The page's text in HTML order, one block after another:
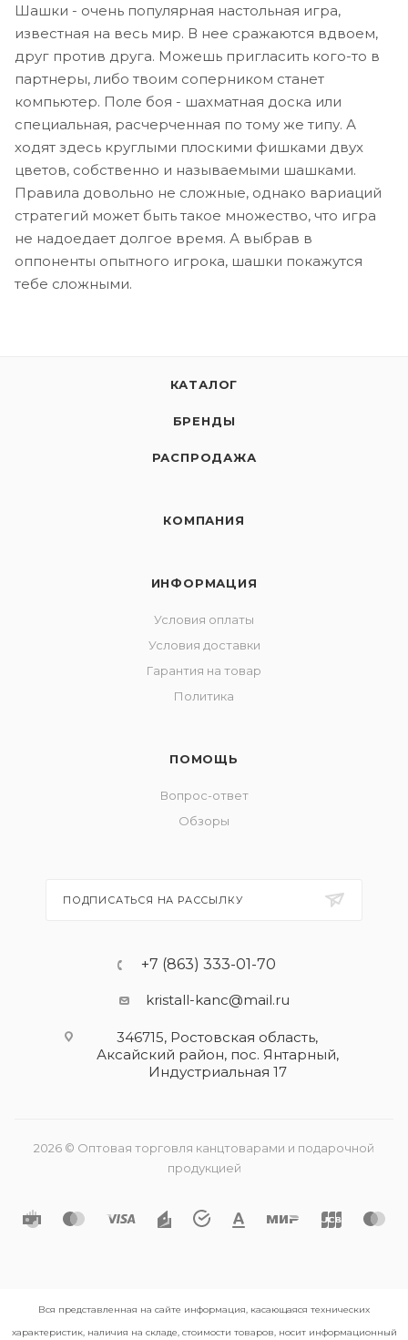
Шашки - очень популярная настольная игра,
известная на весь мир. В нее сражаются вдвоем,
друг против друга. Можешь пригласить кого-то в
партнеры, либо твоим соперником станет
компьютер. Поле боя - шахматная доска или
специальная, расчерченная по тому же типу. А
ходят здесь круглыми плоскими фишками двух
цветов, собственно и называемыми шашками.
Правила довольно не сложные, однако вариаций
стратегий может быть такое множество, что игра
не надоедает долгое время. А выбрав в
оппоненты опытного игрока, шашки покажутся
тебе сложными.
КАТАЛОГ
БРЕНДЫ
РАСПРОДАЖА
КОМПАНИЯ
ИНФОРМАЦИЯ
Условия оплаты
Условия доставки
Гарантия на товар
Политика
ПОМОЩЬ
Вопрос-ответ
Обзоры
ПОДПИСАТЬСЯ НА РАССЫЛКУ
+7 (863) 333-01-70
kristall-kanc@mail.ru
346715, Ростовская область​,
Аксайский район, пос. Янтарный,
Индустриальная 17
2026 © Оптовая торговля канцтоварами и подарочной
продукцией
Вся представленная на сайте информация, касающаяся технических
характеристик, наличия на складе, стоимости товаров, носит информационный